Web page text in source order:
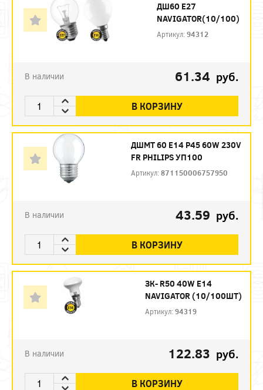
ДШ60 Е27
NAVIGATOR(10/100)
Артикул:94312
В наличии 61.34 руб.
В КОРЗИНУ
ДШМТ 60 Е14 P45 60W 230V
FR PHILIPS УП100
Артикул:871150006757950
В наличии 43.59 руб.
В КОРЗИНУ
ЗК- R50 40W E14
NAVIGATOR (10/100ШТ)
Артикул:94319
В наличии 122.83 руб.
В КОРЗИНУ